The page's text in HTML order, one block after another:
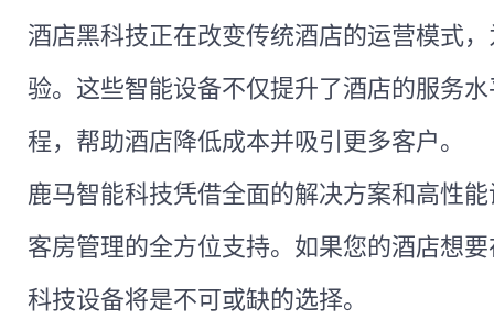
酒店黑科技正在改变传统酒店的运营模式
验。这些智能设备不仅提升了酒店的服务
程，帮助酒店降低成本并吸引更多客户。
鹿马智能科技凭借全面的解决方案和高性
客房管理的全方位支持。如果您的酒店想
科技设备将是不可或缺的选择。